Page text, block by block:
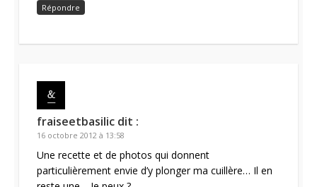
Répondre
fraiseetbasilic dit :
16 octobre 2012 à 13:58
Une recette et de photos qui donnent
particulièrement envie d’y plonger ma cuillère… Il en